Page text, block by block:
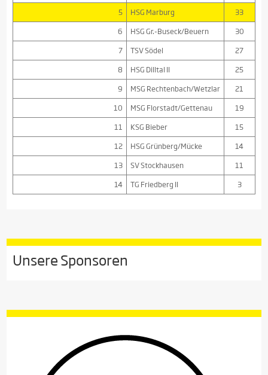
5 HSG Marburg
33
6
HSG Gr.-Buseck/Beuern
30
7
TSV Södel
27
8
HSG Dilltal II
25
9
MSG Rechtenbach/Wetzlar
21
10
MSG Florstadt/Gettenau
19
11
KSG Bieber
15
12
HSG Grünberg/Mücke
14
13
SV Stockhausen
11
14
TG Friedberg II 3
Unsere Sponsoren